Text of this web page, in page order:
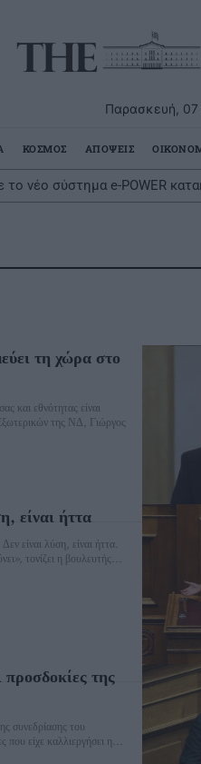
Παρασκευή, 07
ΚΟΣΜΟΣ ΑΠΟΨΕΙΣ
νέο σύστημα e-POWER
κινδύνου
τη χώρα στο
και εθνότητας είναι
της ΝΔ, Γιώργος
είναι ήττα
είναι λύση, είναι ήττα.
τονίζει η βουλευτής...
της
συνεδρίασης του
είχε καλλιεργήσει η...